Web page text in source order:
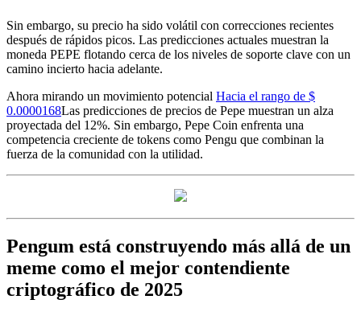
Sin embargo, su precio ha sido volátil con correcciones recientes
después de rápidos picos. Las predicciones actuales muestran la
moneda PEPE flotando cerca de los niveles de soporte clave con un
camino incierto hacia adelante.
Ahora mirando un movimiento potencial Hacia el rango de $
0.0000168Las predicciones de precios de Pepe muestran un alza
proyectada del 12%. Sin embargo, Pepe Coin enfrenta una
competencia creciente de tokens como Pengu que combinan la
fuerza de la comunidad con la utilidad.
Pengum está construyendo más allá de un
meme como el mejor contendiente
criptográfico de 2025